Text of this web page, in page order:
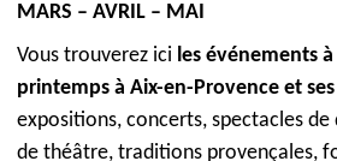
MARS – AVRIL – MAI
Vous trouverez ici les événements
printemps à Aix-en-Provence et
expositions, concerts, spectacles de
de théâtre, traditions provençales,